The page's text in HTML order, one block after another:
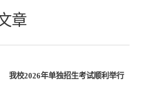
章
我校2026年单独招生考试顺利举行